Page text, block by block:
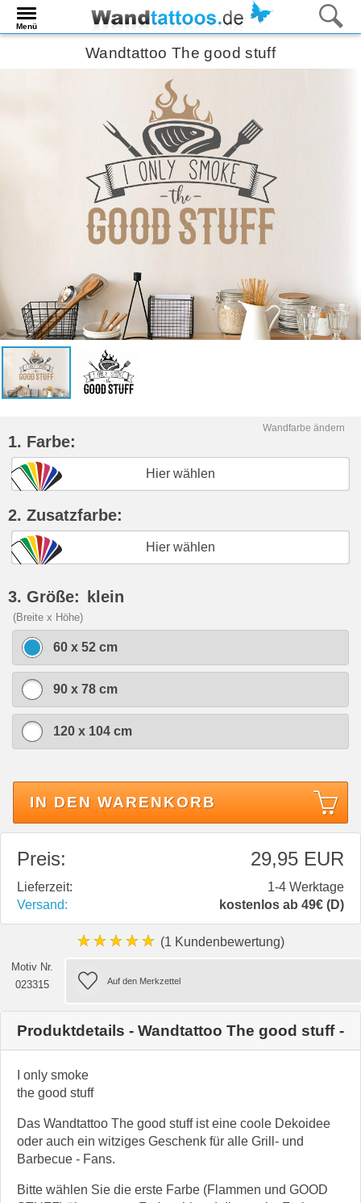
Menü
Wandtattoo The good stuff
Wandfarbe ändern
1. Farbe:
Hier wählen
2. Zusatzfarbe:
Hier wählen
3. Größe: klein
(Breite x Höhe)
60 x 52 cm
90 x 78 cm
120 x 104 cm
IN DEN WARENKORB
Preis: 29,95 EUR
Lieferzeit:
1-4 Werktage
Versand:
kostenlos ab 49€ (D)
★★★★★ (1 Kundenbewertung)
Motiv Nr.
023315
Produktdetails - Wandtattoo The good stuff
I only smoke
the good stuff
Das Wandtattoo The good stuff ist eine coole Dekoidee
oder auch ein witziges Geschenk für alle Grill- und
Barbecue - Fans.
Bitte wählen Sie die erste Farbe (Flammen und GOOD